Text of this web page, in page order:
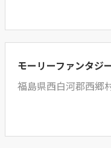
モーリーファンタジ
福島県西白河郡西郷